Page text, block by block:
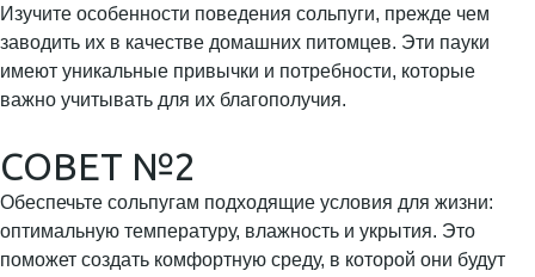
Изучите особенности поведения сольпуги, прежде чем
заводить их в качестве домашних питомцев. Эти пауки
имеют уникальные привычки и потребности, которые
важно учитывать для их благополучия.
СОВЕТ №2
Обеспечьте сольпугам подходящие условия для жизни:
оптимальную температуру, влажность и укрытия. Это
поможет создать комфортную среду, в которой они будут